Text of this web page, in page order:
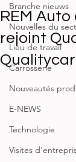
Branche nieuws
Nouvelles du
Lieu de travail
Carrosserie
Nouveautés
E-NEWS
Technologie
Visites
REM
rejoint